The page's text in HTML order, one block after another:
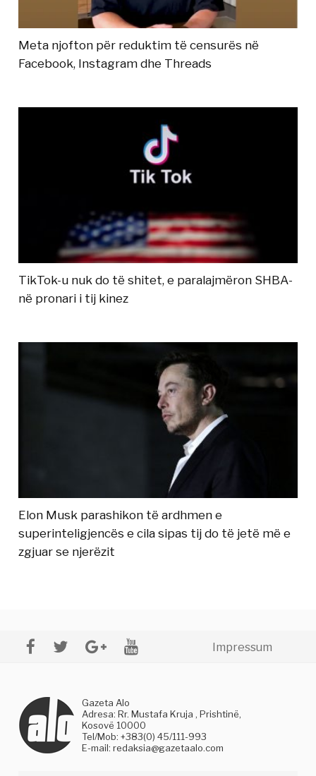
Meta njofton për reduktim të censurës në
Facebook, Instagram dhe Threads
TikTok-u nuk do të shitet, e paralajmëron SHBA-
në pronari i tij kinez
Elon Musk parashikon të ardhmen e
superinteligjencës e cila sipas tij do të jetë më e
zgjuar se njerëzit
Impressum
Gazeta Alo
Adresa: Rr. Mustafa Kruja , Prishtinë,
Kosovë 10000
Tel/Mob: +383(0) 45/111-993
E-mail:redaksia@gazetaalo.com